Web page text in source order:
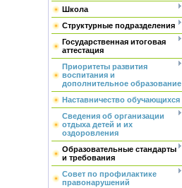
Школа
Структурные подразделения
Государственная итоговая
аттестация
Приоритеты развития
воспитания и
дополнительное образование
Наставничество обучающихся
Сведения об организации
отдыха детей и их
оздоровления
Образовательные стандарты
и требования
Совет по профилактике
правонарушений